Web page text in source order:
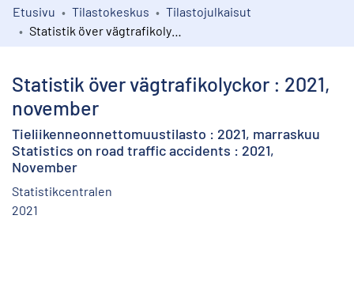
Kokoelmat
Etusivu Tilastokeskus
Tilastojulkaisut
Statistik över vägtrafikolyckor : 2021,
november
Tieliikenneonnettomuustilasto : 2021, marraskuu
Statistics on road traffic accidents : 2021,
November
Statistikcentralen
2021